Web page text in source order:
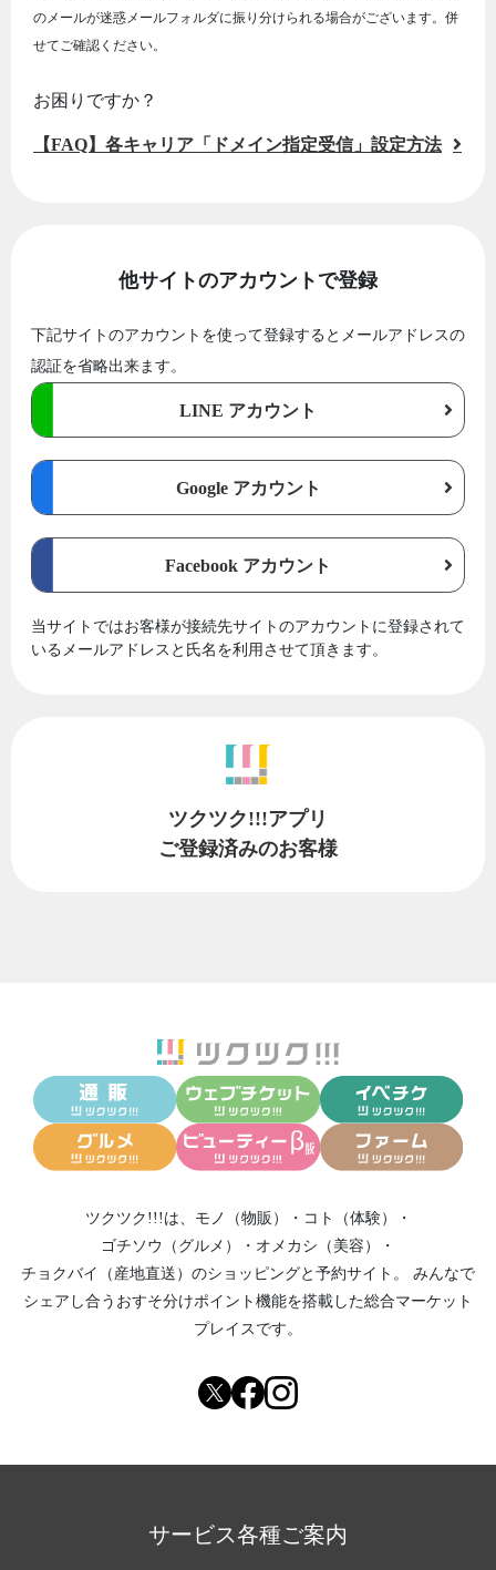
のメールが迷惑メールフォルダに振り分けられる場合がございます。併
せてご確認ください。
お困りですか？
【FAQ】各キャリア「ドメイン指定受信」設定方法
他サイトのアカウントで登録
下記サイトのアカウントを使って登録するとメールアドレスの
認証を省略出来ます。
LINE アカウント
Google アカウント
Facebook アカウント
当サイトではお客様が接続先サイトのアカウントに登録されて
いるメールアドレスと氏名を利用させて頂きます。
ツクツク!!!アプリ
ご登録済みのお客様
ツクツク!!!は、 モノ（物販） ・ コト（体験）
・
ゴチソウ（グルメ）
・ オメカシ（美容）
・
チョクバイ（産地直送） のショッピングと予約サイト。
みんなで
シェアし合う おすそ分けポイント機能を搭載した総合マーケット
プレイスです。
サービス各種ご案内